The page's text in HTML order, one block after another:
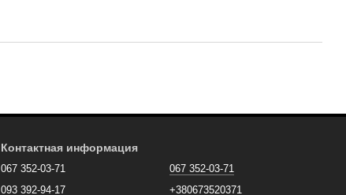
Контактная информация
067 352-03-71
093 392-94-17
067 352-03-71
+380673520371